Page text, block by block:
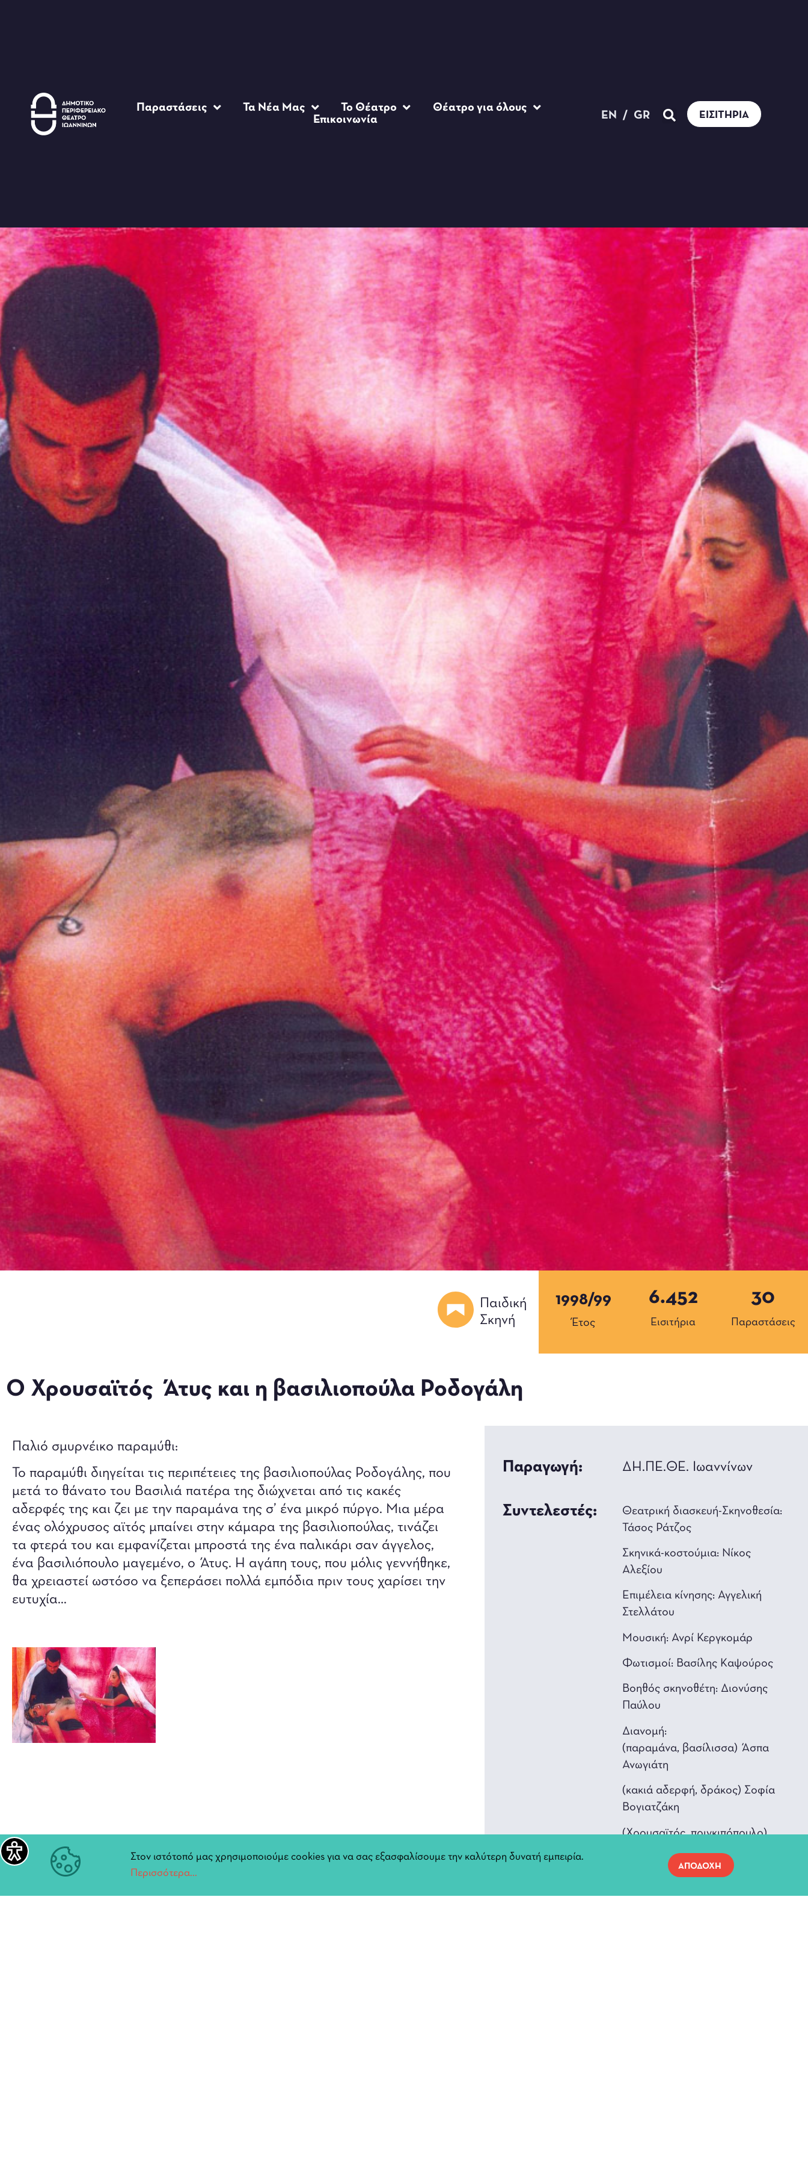
Παραστάσεις Τα Νέα Μας Το Θέατρο
Θέατρο για όλους
Επικοινωνία
EN / GR ΕΙΣΙΤΉΡΙΑ
Παιδική
Σκηνή
1998/99
Έτος Εισιτήρια
6.452
Παραστάσεις
30
Ο Χρουσαϊτός Άτυς και η βασιλιοπούλα Ροδογάλη
Παλιό σμυρνέικο παραμύθι:
Το παραμύθι διηγείται τις περιπέτειες της βασιλιοπούλας Ροδογάλης, που
μετά το θάνατο του Βασιλιά πατέρα της διώχνεται από τις κακές
αδερφές της και ζει με την παραμάνα της σ’ ένα μικρό πύργο. Μια μέρα
ένας ολόχρυσος αϊτός μπαίνει στην κάμαρα της βασιλιοπούλας, τινάζει
τα φτερά του και εμφανίζεται μπροστά της ένα παλικάρι σαν άγγελος,
ένα βασιλιόπουλο μαγεμένο, ο Άτυς. Η αγάπη τους, που μόλις γεννήθηκε,
θα χρειαστεί ωστόσο να ξεπεράσει πολλά εμπόδια πριν τους χαρίσει την
ευτυχία…
Παραγωγή: ΔΗ.ΠΕ.ΘΕ. Ιωαννίνων
Συντελεστές:
Θεατρική διασκευή-Σκηνoθεσία:
Τάσος Ράτζος
Σκηνικά-κοστούμια: Νίκoς
Αλεξίου
Επιμέλεια κίνησης: Αγγελική
Στελλάτου
Μουσική: Ανρί Κεργκομάρ
Φωτισμοί: Βασίλης Kαψoύρoς
Βοηθός σκηνοθέτη: Διoνύσης
Παύλoυ
Διανομή:
(παραμάνα, βασίλισσα) Άσπα
Ανωγιάτη
(κακιά αδερφή, δράκος) Σοφία
Βογιατζάκη
(Χρουσαϊτός, πριγκιπόπουλο)
(παραμυθάς, βασιλιάς, δράκος)
Στον ιστότοπό μας χρησιμοποιούμε cookies για να σας εξασφαλίσουμε την καλύτερη δυνατή εμπειρία.
Περισσότερα...
ΑΠΟΔΟΧΗ